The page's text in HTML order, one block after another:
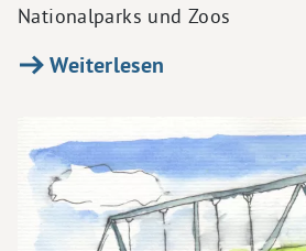
Nationalparks und Zoos
Weiterlesen